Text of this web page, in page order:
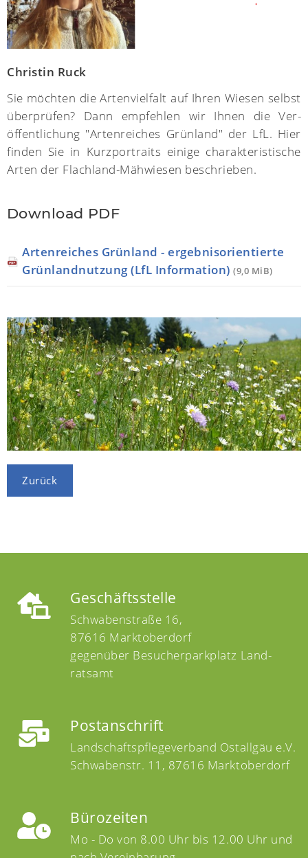
Christin Ruck
Sie möchten die Artenvielfalt auf Ihren Wiesen selbst
über­prüfen? Dann empfehlen wir Ihnen die Ver­
öffent­lichung "Arten­reiches Grün­land" der LfL. Hier
finden Sie in Kurz­por­traits einige charak­te­ris­tische
Arten der Flach­land-Mäh­wiesen beschrieben.
Download PDF
Artenreiches Grünland - ergebnisorientierte
Grünlandnutzung (LfL Information)(9,0 MiB)
Zurück
Geschäftsstelle
Schwabenstraße 16,
87616 Marktoberdorf
gegen­über Besucher­parkplatz Land­
ratsamt
Postanschrift
Landschaftspflegeverband Ostallgäu e.V.
Schwabenstr. 11, 87616 Marktoberdorf
Bürozeiten
Mo - Do von 8.00 Uhr bis 12.00 Uhr und